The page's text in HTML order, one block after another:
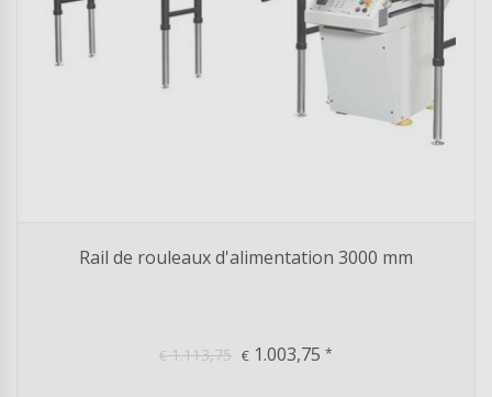
Rail de rouleaux d'alimentation 3000 mm
€1.113,75 € 1.003,75 *